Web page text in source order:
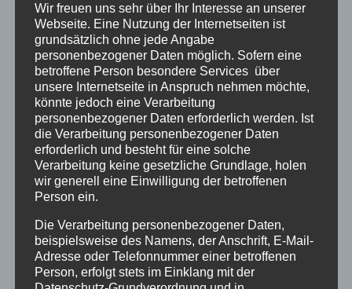
Hans Kleinschmidt | Bild: Mitteilungsblatt d. Dt.
Roten Kreuzes, Landesverb. Ba-Wü u.
Südbaden. 14 (1962), H. 5/6, S. 7
DerLandesverein in Baden-Württemberg
(AKVBW e.V.), erwartet nun vom Landes-
Wir freuen uns sehr über Ihr Interesse an unserer
Webseite. Eine Nutzung der Internetseiten ist
grundsätzlich ohne jede Angabe
personenbezogener Daten möglich. Sofern eine
betroffene Person besondere Services über
unsere Internetseite in Anspruch nehmen möchte,
könnte jedoch eine Verarbeitung
personenbezogener Daten erforderlich werden. Ist
die Verarbeitung personenbezogener Daten
erforderlich und besteht für eine solche
Verarbeitung keine gesetzliche Grundlage, holen
wir generell eine Einwilligung der betroffenen
Person ein.
Die Verarbeitung personenbezogener Daten,
beispielsweise des Namens, der Anschrift, E-Mail-
Adresse oder Telefonnummer einer betroffenen
Person, erfolgt stets im Einklang mit der